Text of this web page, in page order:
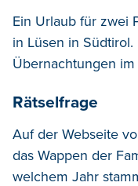
Ein Urlaub für zwei
in Lüsen in
Übernachtungen
Rätselfrage
Auf der Webseite
das Wappen der
welchem Jahr